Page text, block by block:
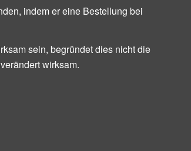
indem er eine Bestellung bei
sein, begründet dies nicht die
wirksam.